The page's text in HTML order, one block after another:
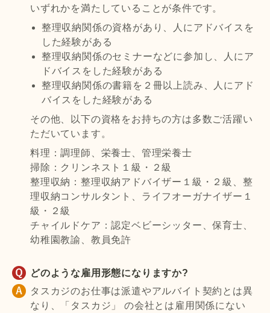
いずれかを満たしていることが条件です。
整理収納関係の資格があり、人にアドバイスを
した経験がある
整理収納関係のセミナーなどに参加し、人にア
ドバイスをした経験がある
整理収納関係の書籍を２冊以上読み、人にアド
バイスをした経験がある
その他、以下の資格をお持ちの方は多数ご活躍い
ただいています。
料理：調理師、栄養士、管理栄養士
掃除：クリンネスト１級・２級
整理収納：整理収納アドバイザー１級・２級、整
理収納コンサルタント、ライフオーガナイザー１
級・２級
チャイルドケア：認定ベビーシッター、保育士、
幼稚園教諭、教員免許
どのような雇用形態になりますか?
タスカジのお仕事は派遣やアルバイト契約とは異
なり、「タスカジ」 の会社とは雇用関係にない